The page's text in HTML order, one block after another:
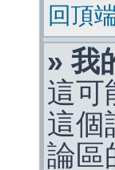
回頂
» 我
這可
這個
論區